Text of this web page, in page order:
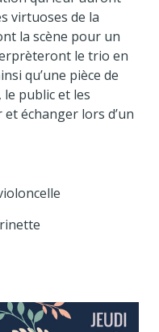
virtuoses de la
la scène pour un
le trio en
qu’une pièce de
public et les
échanger lors d’un